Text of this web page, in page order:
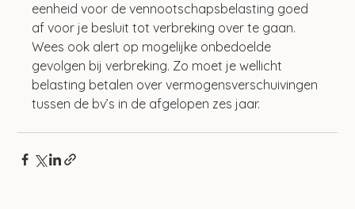
eenheid voor de vennootschapsbelasting goed
af voor je besluit tot verbreking over te gaan.
Wees ook alert op mogelijke onbedoelde
gevolgen bij verbreking. Zo moet je wellicht
belasting betalen over vermogensverschuivingen
tussen de bv’s in de afgelopen zes jaar.